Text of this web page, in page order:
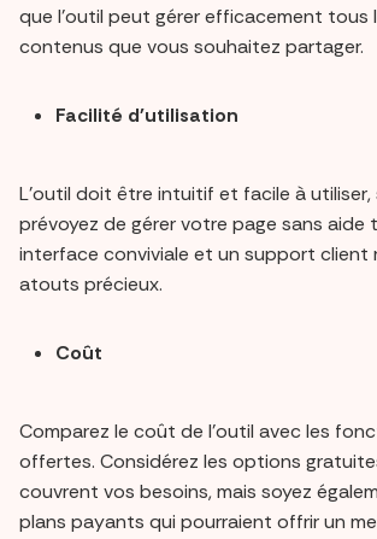
que l'outil peut gérer efficacement tous
contenus que vous souhaitez partager.
Facilité d'utilisation
L'outil doit être intuitif et facile à
prévoyez de gérer votre page sans aide
interface conviviale et un support
atouts précieux.
Coût
Comparez le coût de l'outil avec les
offertes. Considérez les options
couvrent vos besoins, mais soyez
plans payants qui pourraient offrir un